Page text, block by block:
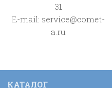
31
E-mail: service@comet-
a.ru
КАТАЛОГ